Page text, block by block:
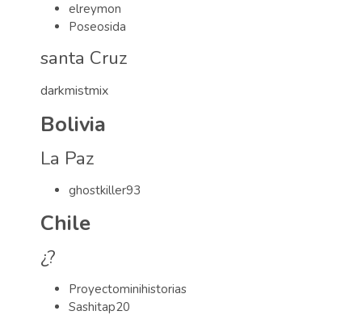
elreymon
Poseosida
santa Cruz
darkmistmix
Bolivia
La Paz
ghostkiller93
Chile
¿?
Proyectominihistorias
Sashitap20